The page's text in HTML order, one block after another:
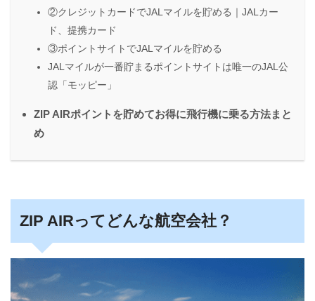
②クレジットカードでJALマイルを貯める｜JALカー
ド、提携カード
③ポイントサイトでJALマイルを貯める
JALマイルが一番貯まるポイントサイトは唯一のJAL公
認「モッピー」
ZIP AIRポイントを貯めてお得に飛行機に乗る方法まと
め
ZIP AIRってどんな航空会社？